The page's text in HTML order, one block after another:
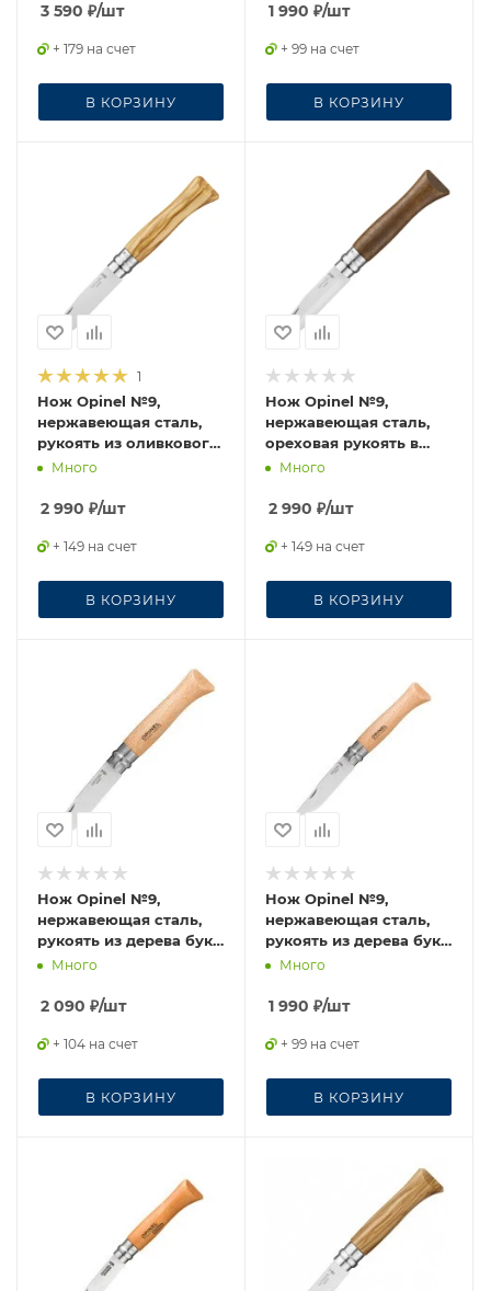
3 590 ₽/шт
+ 179 на счет
В КОРЗИНУ
1 990 ₽/шт
+ 99 на счет
В КОРЗИНУ
1
Нож Opinel №9,
нержавеющая сталь,
рукоять из оливкового
дерева в картонной
Много
2 990 ₽/шт
+ 149 на счет
В КОРЗИНУ
Нож Opinel №9,
нержавеющая сталь,
ореховая рукоять в
картонной коробке,
Много
2 990 ₽/шт
+ 149 на счет
В КОРЗИНУ
Нож Opinel №9,
нержавеющая сталь,
рукоять из дерева бука,
блистер, 001254
Много
2 090 ₽/шт
+ 104 на счет
В КОРЗИНУ
Нож Opinel №9,
нержавеющая сталь,
рукоять из дерева бука,
001083
Много
1 990 ₽/шт
+ 99 на счет
В КОРЗИНУ